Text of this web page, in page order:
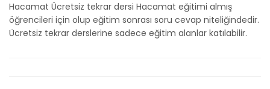
Hacamat Ücretsiz tekrar dersi Hacamat eğitimi almış
öğrencileri için olup eğitim sonrası soru cevap niteliğindedir.
Ücretsiz tekrar derslerine sadece eğitim alanlar katılabilir.